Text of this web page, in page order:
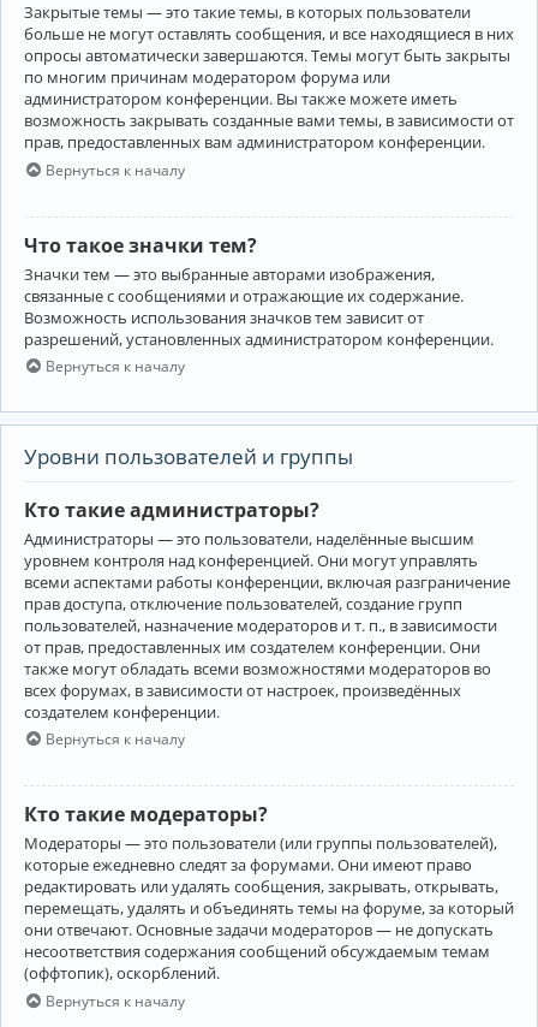
Закрытые темы — это такие темы, в которых пользователи
больше не могут оставлять сообщения, и все находящиеся в них
опросы автоматически завершаются. Темы могут быть закрыты
по многим причинам модератором форума или
администратором конференции. Вы также можете иметь
возможность закрывать созданные вами темы, в зависимости от
прав, предоставленных вам администратором конференции.
Вернуться к началу
Что такое значки тем?
Значки тем — это выбранные авторами изображения,
связанные с сообщениями и отражающие их содержание.
Возможность использования значков тем зависит от
разрешений, установленных администратором конференции.
Вернуться к началу
Уровни пользователей и группы
Кто такие администраторы?
Администраторы — это пользователи, наделённые высшим
уровнем контроля над конференцией. Они могут управлять
всеми аспектами работы конференции, включая разграничение
прав доступа, отключение пользователей, создание групп
пользователей, назначение модераторов и т. п., в зависимости
от прав, предоставленных им создателем конференции. Они
также могут обладать всеми возможностями модераторов во
всех форумах, в зависимости от настроек, произведённых
создателем конференции.
Вернуться к началу
Кто такие модераторы?
Модераторы — это пользователи (или группы пользователей),
которые ежедневно следят за форумами. Они имеют право
редактировать или удалять сообщения, закрывать, открывать,
перемещать, удалять и объединять темы на форуме, за который
они отвечают. Основные задачи модераторов — не допускать
несоответствия содержания сообщений обсуждаемым темам
(оффтопик), оскорблений.
Вернуться к началу